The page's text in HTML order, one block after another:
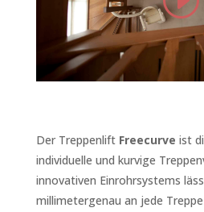
Inhalt
Weitere
Der Treppenlift Freecurve ist
individuelle und kurvige
innovativen Einrohrsystems
millimetergenau an jede